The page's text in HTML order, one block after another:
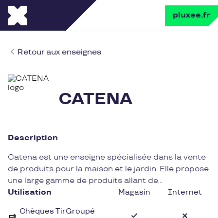
pluxee.fr
Retour aux enseignes
CATENA
Description
Catena est une enseigne spécialisée dans la vente
de produits pour la maison et le jardin. Elle propose
une large gamme de produits allant de
l'ameublement à la décoration en passant par les
Catena s'adresse à tous ceux qui souhaitent
Utilisation Magasin Internet
Chèques TirGroupé